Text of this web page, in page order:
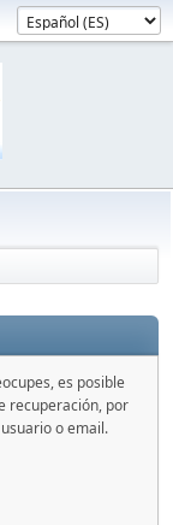
es posible
recuperación, por
o email.